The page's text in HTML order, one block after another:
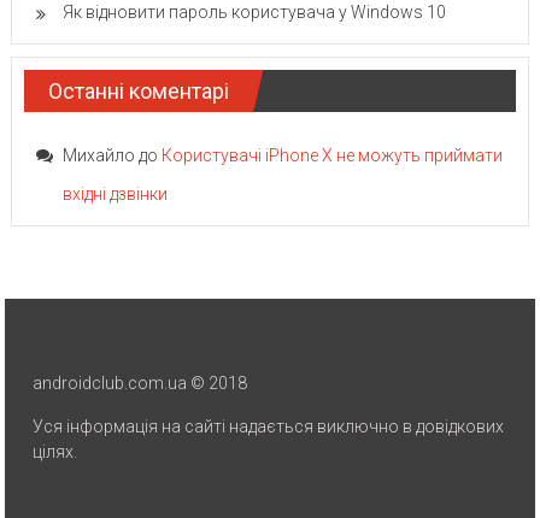
Як відновити пароль користувача у Windows 10
Останні коментарі
Михайло до Користувачі iPhone X не можуть приймати
вхідні дзвінки
androidclub.com.ua © 2018
Уся інформація на сайті надається виключно в довідкових
цілях.